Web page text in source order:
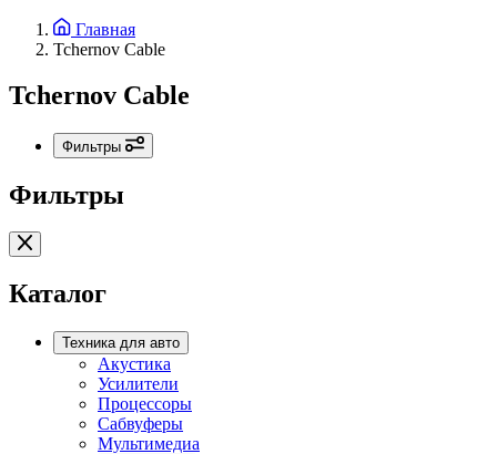
Главная
Tchernov Cable
Tchernov Cable
Фильтры
Фильтры
Каталог
Техника для авто
Акустика
Усилители
Процессоры
Сабвуферы
Мультимедиа